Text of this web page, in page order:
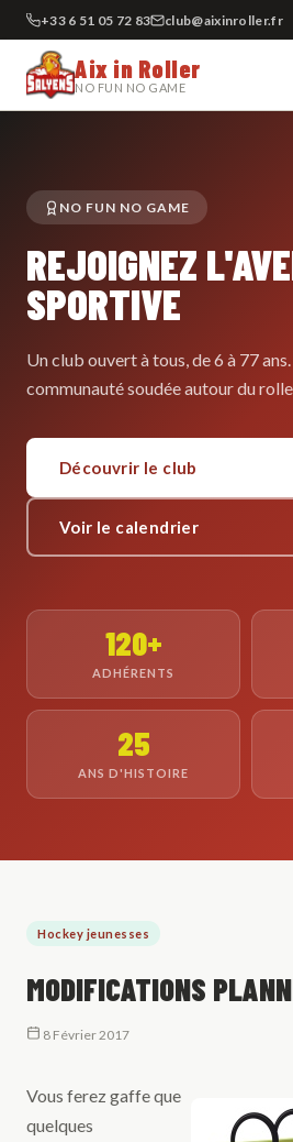
+33 6 51 05 72 83 club@aixinroller.fr
Aix in Roller
NO FUN NO GAME
NO FUN NO GAME
REJOIGNEZ
SPORTIVE
Un club ouvert à tous, de 6 à 77
communauté soudée autour du
Découvrir le club
Voir le calendrier
120+
ADHÉRENTS
25
ANS D'HISTOIRE
Hockey jeunesses
MODIFICATIONS
8 Février 2017
Vous ferez gaffe que
quelques